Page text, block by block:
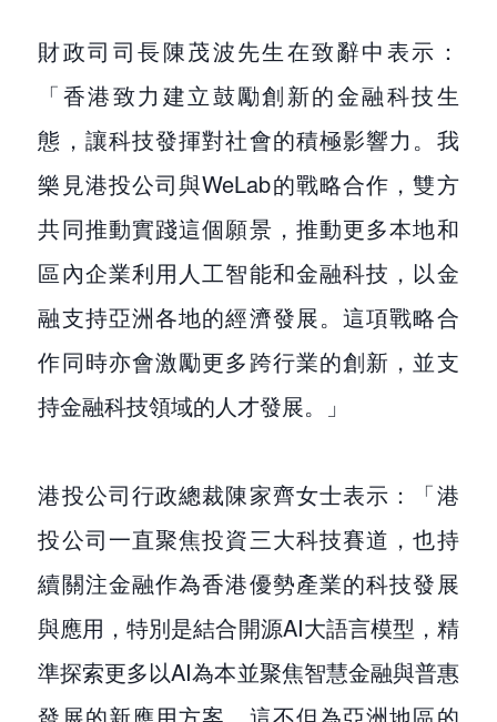
財政司司長陳茂波先生在致辭中表示：
「香港致力建立鼓勵創新的金融科技生
態，讓科技發揮對社會的積極影響力。我
樂見港投公司與WeLab的戰略合作，雙方
共同推動實踐這個願景，推動更多本地和
區內企業利用人工智能和金融科技，以金
融支持亞洲各地的經濟發展。這項戰略合
作同時亦會激勵更多跨行業的創新，並支
持金融科技領域的人才發展。」
港投公司行政總裁陳家齊女士表示：「港
投公司一直聚焦投資三大科技賽道，也持
續關注金融作為香港優勢產業的科技發展
與應用，特別是結合開源AI大語言模型，精
準探索更多以AI為本並聚焦智慧金融與普惠